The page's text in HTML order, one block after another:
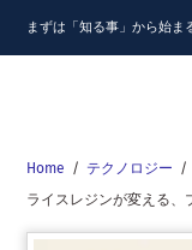
まずは「知る事」から始ま
Home / テクノロジー /
ライスレジンが変える、